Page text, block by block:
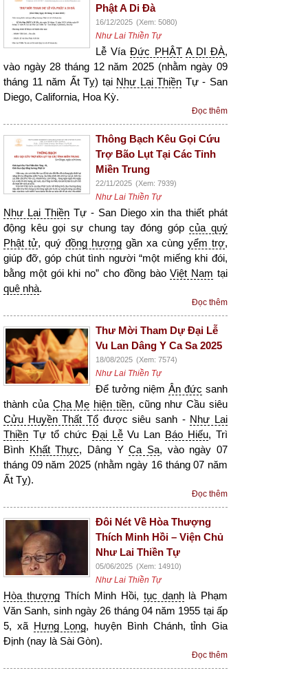
Phật A Di Đà
16/12/2025 (Xem: 5080)
Như Lai Thiền Tự
Lễ VíaĐức PHẬT A DI ĐÀ,
vào ngày 28 tháng 12 năm 2025 (nhằm ngày 09
tháng 11 năm Ất Tỵ) tại Như Lai Thiền Tự - San
Diego, California, Hoa Kỳ.
Đọc thêm
Thông Bạch Kêu Gọi Cứu
Trợ Bão Lụt Tại Các Tỉnh
Miền Trung
22/11/2025 (Xem: 7939)
Như Lai Thiền Tự
Như Lai Thiền Tự - San Diego xin tha thiết phát
động kêu gọi sự chung tay đóng gópcủa quý
Phật tử, quý đồng hương gần xa cùng yểm trợ,
giúp đỡ, góp chút tình người “một miếng khi đói,
bằng một gói khi no” cho đồng bàoViệt Nam tại
quê nhà.
Đọc thêm
Thư Mời Tham Dự Đại Lễ
Vu Lan Dâng Y Ca Sa 2025
18/08/2025 (Xem: 7574)
Như Lai Thiền Tự
Để tưởng niệm Ân đức sanh
thành của Cha Mẹ hiện tiền, cũng như Cầu siêu
Cửu Huyền Thất Tổ được siêu sanh - Như Lai
Thiền Tự tổ chức Đại LễVu Lan Báo Hiếu, Trì
Bình Khất Thực, Dâng YCa Sa, vào ngày 07
tháng 09 năm 2025 (nhằm ngày 16 tháng 07 năm
Ất Tỵ).
Đọc thêm
Đôi Nét Về Hòa Thượng
Thích Minh Hồi – Viện Chủ
Như Lai Thiền Tự
05/06/2025 (Xem: 14910)
Như Lai Thiền Tự
Hòa thượngThích Minh Hồi, tục danhlà Phạm
Văn Sanh, sinh ngày 26 tháng 04 năm 1955 tại ấp
5, xã Hưng Long, huyện Bình Chánh, tỉnh Gia
Định (nay là Sài Gòn).
Đọc thêm